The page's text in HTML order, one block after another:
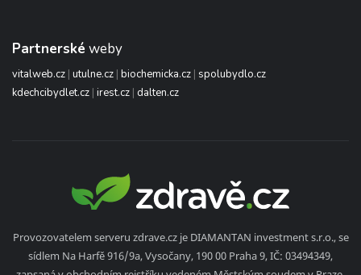
Partnerské weby
vitalweb.cz | utulne.cz | biochemicka.cz | spolubydlo.cz
kdechcibydlet.cz | irest.cz | dalten.cz
Provozovatelem serveru zdrave.cz je DIAMANTAN investment s.r.o., se
sídlem Na Harfě 916/9a, Vysočany, 190 00 Praha 9, IČ: 03494349,